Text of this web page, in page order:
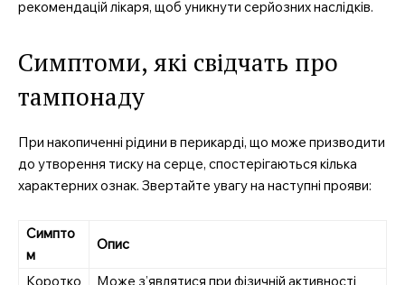
Про нас
Контакти
рекомендацій лікаря, щоб уникнути серйозних наслідків.
Симптоми, які свідчать про
тампонаду
При накопиченні рідини в перикарді, що може призводити
до утворення тиску на серце, спостерігаються кілька
характерних ознак. Звертайте увагу на наступні прояви:
Симпто
м
Опис
Коротко
Може з’являтися при фізичній активності